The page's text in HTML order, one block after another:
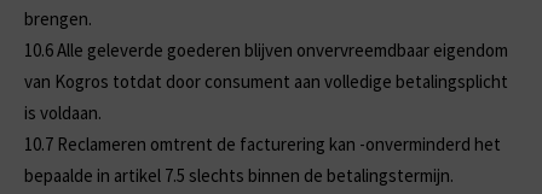
brengen.
10.6Alle geleverde goederen blijven onvervreemdbaar eigendom
van Kogros totdat door consument aan volledige betalingsplicht
is voldaan.
10.7 Reclameren omtrent de facturering kan -onverminderd het
bepaalde in artikel 7.5 slechts binnen de betalingstermijn.